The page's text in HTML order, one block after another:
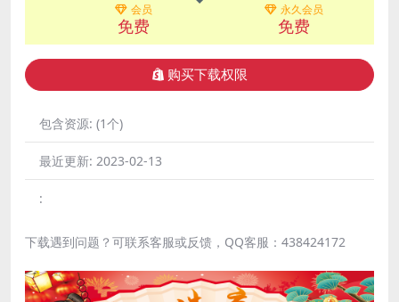
会员
免费
永久会员
免费
购买下载权限
包含资源: (1个)
最近更新: 2023-02-13
:
下载遇到问题？可联系客服或反馈，QQ客服：438424172